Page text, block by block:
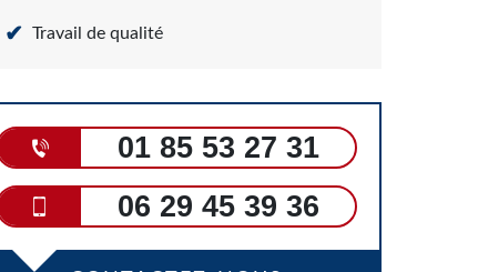
Travail de qualité
01 85 53 27 31
06 29 45 39 36